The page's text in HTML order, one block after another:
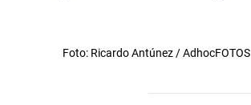
Foto: Ricardo Antúnez / AdhocFOTOS